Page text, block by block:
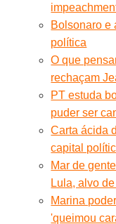
Bolsonaro e
política
O que
rechaçam
PT estuda
puder ser
Carta ácida
capital
Mar de
Lula, alvo
Marina
'queimou